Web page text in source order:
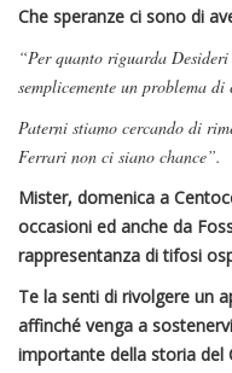
Che speranze ci sono di
“Per quanto riguarda
semplicemente un problema di
Paterni stiamo cercando di
Ferrari non ci siano chance”.
Mister, domenica a
occasioni ed anche da
rappresentanza di tifosi
Te la senti di rivolgere un
affinché venga a
importante della storia del